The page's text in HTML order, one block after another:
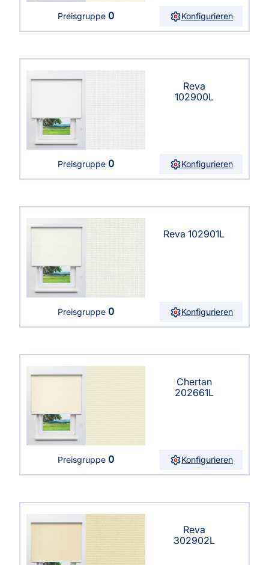
Preisgruppe 0 Konfigurieren
Reva
102900L
Preisgruppe 0 Konfigurieren
Reva 102901L
Preisgruppe 0 Konfigurieren
Chertan
202661L
Preisgruppe 0 Konfigurieren
Reva
302902L